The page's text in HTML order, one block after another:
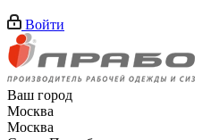
Войти
Ваш город
Москва
Москва